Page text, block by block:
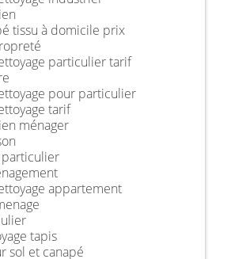
tissu à domicile prix
particulier tarif
pour particulier
tarif
ménager
particulier
appartement
tapis
sol et canapé